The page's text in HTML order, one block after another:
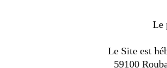
Le
Le Site est
59100